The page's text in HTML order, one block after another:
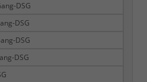
DSG
DSG
DSG
DSG